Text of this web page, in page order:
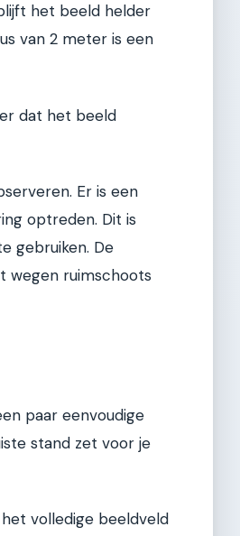
het beeld helder
van 2 meter is een
dat het beeld
Er is een
optreden. Dit is
gebruiken. De
wegen ruimschoots
paar eenvoudige
stand zet voor je
volledige beeldveld